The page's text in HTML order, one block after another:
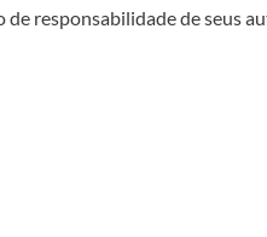
de responsabilidade de seus